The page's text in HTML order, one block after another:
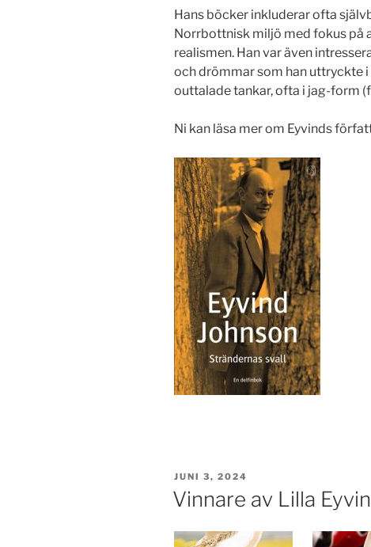
Hans böcker inkluderar ofta
Norrbottnisk miljö med fokus på
realismen. Han var även
och drömmar som han uttryckte
outtalade tankar, ofta i jag-form
Ni kan läsa mer om Eyvinds
PUBLICERAT
JUNI 3, 2024
Vinnare av Lilla